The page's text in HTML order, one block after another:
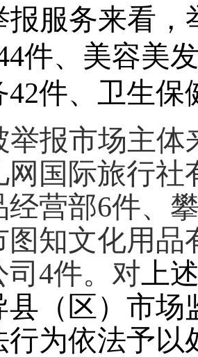
报服务来看
件、美容美
42件、卫生保
举报市场主
网国际旅行社
经营部6件、
图知文化用品
司4件。对 上
县（区）市
行为依法予以